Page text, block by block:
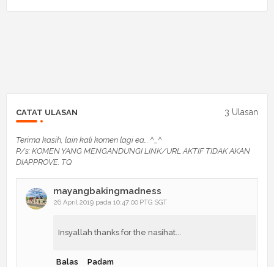
CATAT ULASAN 3 Ulasan
Terima kasih, lain kali komen lagi ea... ^_^
P/s: KOMEN YANG MENGANDUNGI LINK/URL AKTIF TIDAK AKAN
DIAPPROVE. TQ
mayangbakingmadness
26 April 2019 pada 10:47:00 PTG SGT
Insyallah thanks for the nasihat...
Balas Padam